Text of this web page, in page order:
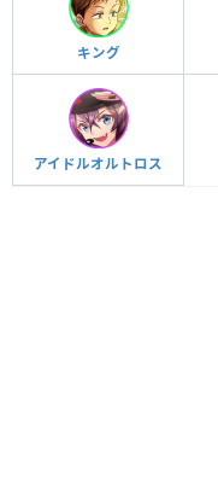
キング
アイドルオルトロス